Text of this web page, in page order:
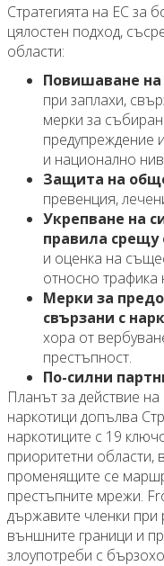
Стратегията на ЕС за
цялостен подход,
области:
Повишаване на
при заплахи,
мерки за
предупреждение
и национално
Защита на
превенция,
Укрепване на
правила срещу
и оценка на
относно трафика
Мерки за
свързани с
хора от
престъпност.
По-силни
Планът за действие
наркотици допълва
наркотиците с 19
приоритетни области,
променящите се
престъпните мрежи.
държавите членки при
външните граници и
злоупотреби с